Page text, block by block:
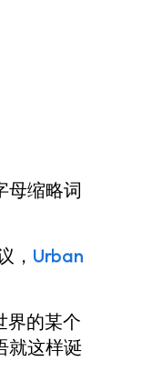
母缩略词
， Urban
界的某个
就这样诞